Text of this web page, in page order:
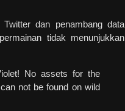
dan penambang data
tidak menunjukkan
No assets for the
not be found on wild